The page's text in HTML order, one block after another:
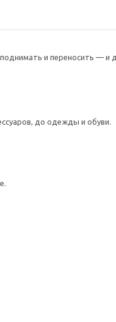
и переносить — и
до одежды и обуви.